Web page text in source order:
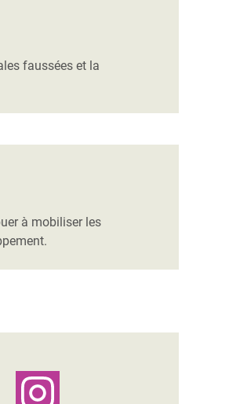
faussées et la
à mobiliser les